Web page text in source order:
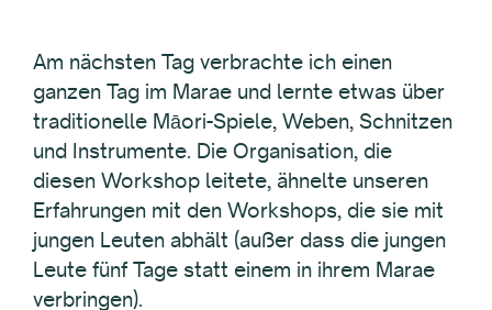
Am nächsten Tag verbrachte ich einen
ganzen Tag im Marae und lernte etwas über
traditionelle Māori-Spiele, Weben, Schnitzen
und Instrumente. Die Organisation, die
diesen Workshop leitete, ähnelte unseren
Erfahrungen mit den Workshops, die sie mit
jungen Leuten abhält (außer dass die jungen
Leute fünf Tage statt einem in ihrem Marae
verbringen).